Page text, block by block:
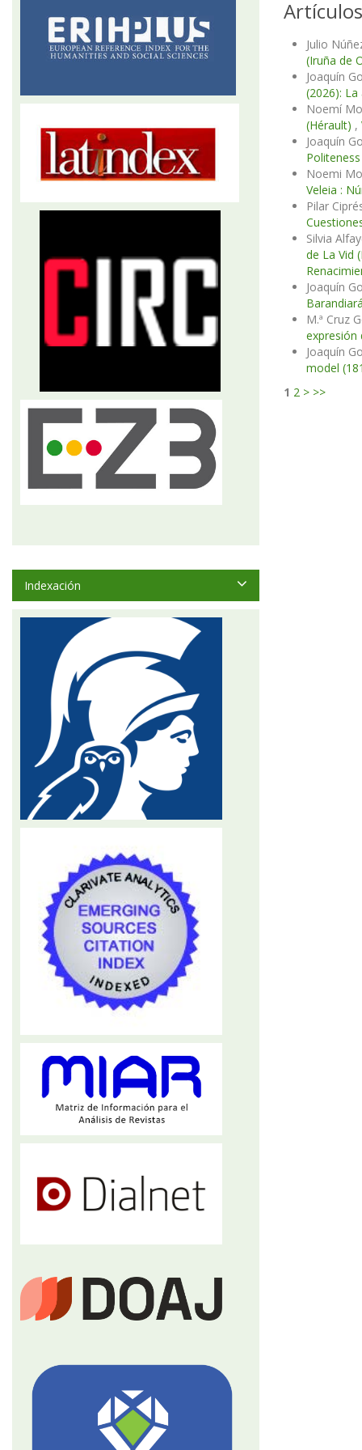
Julio
(Iruña de
Joaquín
(2026):
Noemí
(Hérault) ,
Joaquín
Noemi
Veleia :
Pilar
Silvia
de La Vid
Joaquín
M.ª Cruz
expresión
Joaquín
model
1 2 > >>
Indexación